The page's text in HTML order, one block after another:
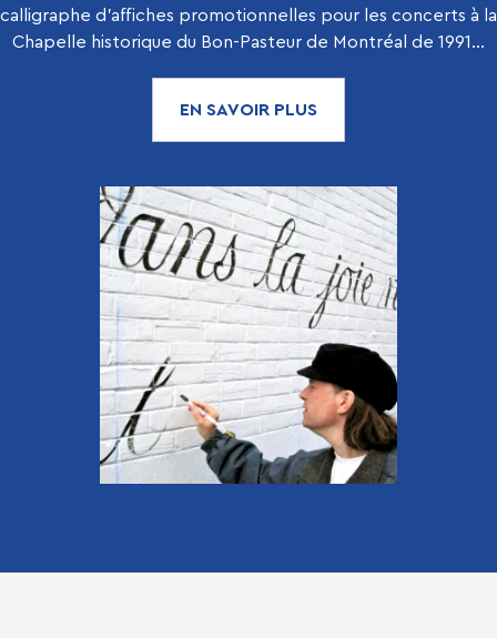
calligraphe d’affiches promotionnelles pour les concerts à la
Chapelle historique du Bon-Pasteur de Montréal de 1991...
EN SAVOIR PLUS